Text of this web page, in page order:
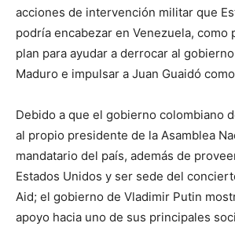
acciones de intervención militar que
podría encabezar en Venezuela, como
plan para ayudar a derrocar al
Maduro e impulsar a Juan Guaidó
Debido a que el gobierno colombiano
al propio presidente de la Asamblea
mandatario del país, además de
Estados Unidos y ser sede del
Aid; el gobierno de Vladimir Putin
apoyo hacia uno de sus principales